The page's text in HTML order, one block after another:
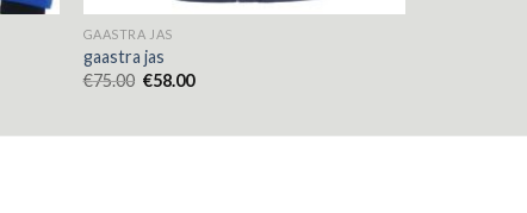
GAASTRA JAS
gaastra jas
€75.00 €58.00